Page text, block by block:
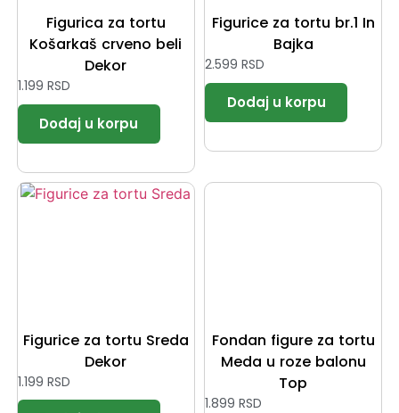
Figurica za tortu
Košarkaš crveno beli
Dekor
1.199 RSD
Figurice za tortu br.1 In
Bajka
2.599 RSD
Figurice za tortu Sreda
Dekor
1.199 RSD
Fondan figure za tortu
Meda u roze balonu
Top
1.899 RSD